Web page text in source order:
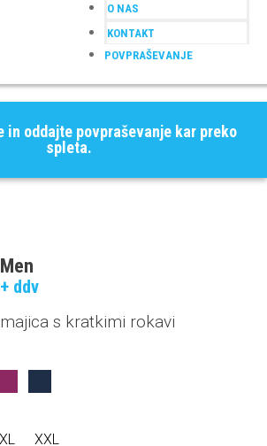
O NAS
KONTAKT
POVPRAŠEVANJE
oddajte povpraševanje kar preko
spleta.
+ ddv
s kratkimi rokavi
XL XXL